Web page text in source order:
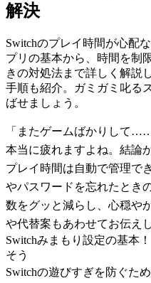
解決
Switchのプレイ時間が心配
プリの基本から、時間を制
きの対処法まで詳しく解説
手順も紹介。ガミガミ叱る
ばせましょう。
「またゲームばかりして
本当に疲れますよね。結論
プレイ時間は自動で管理で
やパスワードを忘れたとき
数をグッと減らし、心穏や
や代替案もあわせてお伝え
Switchみまもり設定の基本
そう
Switchの遊びすぎを防ぐた